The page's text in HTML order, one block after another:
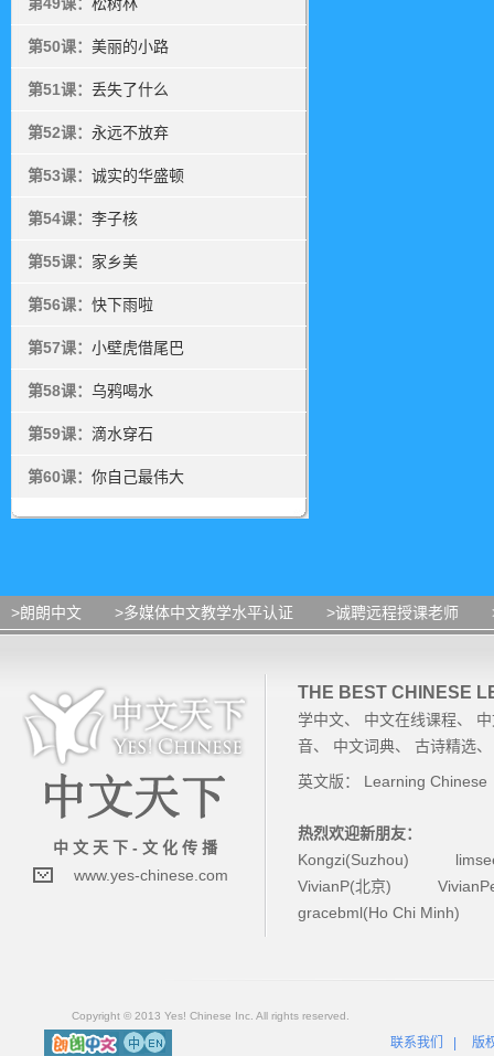
第50课： 美丽的小路
第51课： 丢失了什么
第52课： 永远不放弃
第53课： 诚实的华盛顿
第54课： 李子核
第55课： 家乡美
第56课： 快下雨啦
第57课： 小壁虎借尾巴
第58课： 乌鸦喝水
第59课： 滴水穿石
第60课： 你自己最伟大
>朗朗中文 >多媒体中文教学水平认证 >诚聘远程授课老师
中 文 天 下 - 文 化 传 播
www.yes-chinese.com
THE BEST CHINESE
学中文、 中文在线课程、
音、 中文词典、 古诗精选
英文版： Learning Chinese
热烈欢迎新朋友：
Kongzi(Suzhou)
VivianP(北京)
gracebml(Ho Chi Minh)
Copyright © 2013 Yes! Chinese Inc. All rights reserved.
联系我们 版